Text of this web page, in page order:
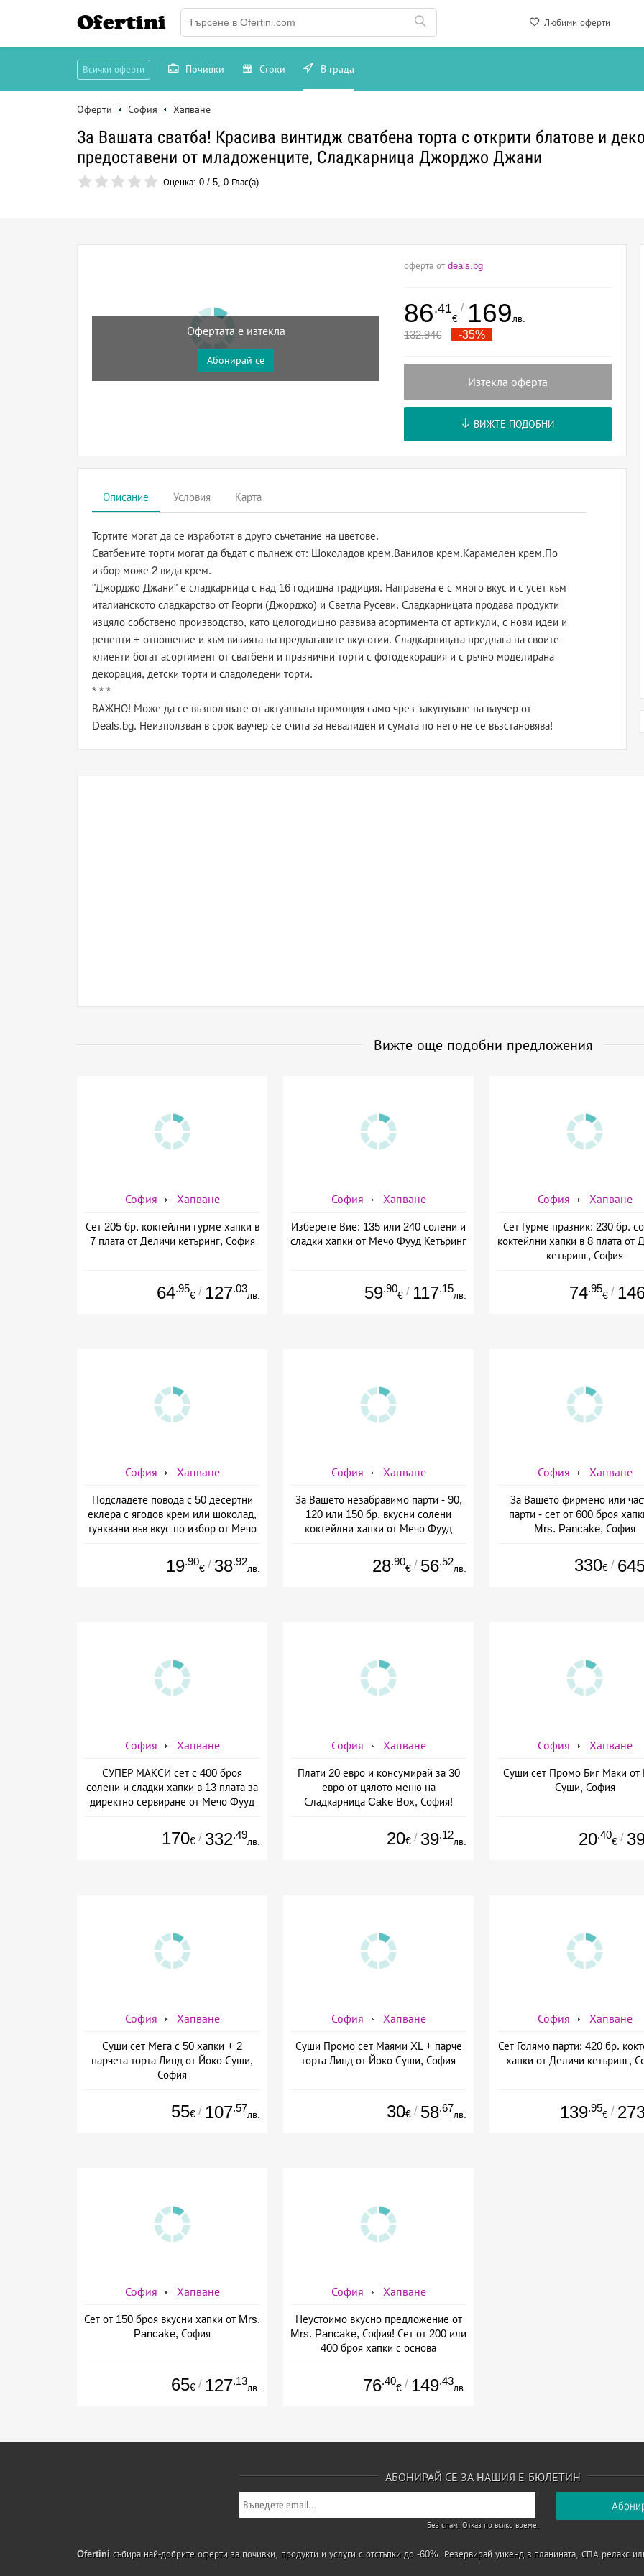
Любими оферти
Ofertini
Всички оферти Почивки Стоки В града
Оферти София Хапване
За Вашата сватба! Красива винтидж сватбена торта с открити блатове и
предоставени от младоженците, Сладкарница Джорджо Джани
Оценка: 0 / 5, 0 Глас(а)
Офертата е изтекла
Абонирай се
оферта от deals.bg
86.41
€
/ 169лв.
132.94€ -35%
Изтекла оферта
ВИЖТЕ ПОДОБНИ
Описание Условия Карта
Тортите могат да се изработят в друго съчетание на цветове.
Сватбените торти могат да бъдат с пълнеж от: Шоколадов крем.Ванилов крем.Карамелен крем.По
избор може 2 вида крем.
"Джорджо Джани" е сладкарница с над 16 годишна традиция. Направена е с много вкус и с усет към
италианското сладкарство от Георги (Джорджо) и Светла Русеви. Сладкарницата продава продукти
изцяло собствено производство, като целогодишно развива асортимента от артикули, с нови идеи и
рецепти + отношение и към визията на предлаганите вкусотии. Сладкарницата предлага на своите
клиенти богат асортимент от сватбени и празнични торти с фотодекорация и с ръчно моделирана
декорация, детски торти и сладоледени торти.
* * *
ВАЖНО! Може да се възползвате от актуалната промоция само чрез закупуване на ваучер от
Deals.bg. Неизползван в срок ваучер се счита за невалиден и сумата по него не се възстановява!
Вижте още подобни предложения
София Хапване
Сет 205 бр. коктейлни гурме хапки в
7 плата от Деличи кетъринг, София
64.95
€ / 127.03
лв.
София Хапване
Изберете Вие: 135 или 240 солени и
сладки хапки от Мечо Фууд Кетъринг
59.90
€ / 117.15
лв.
София Хапване
Сет Гурме празник: 230 бр.
коктейлни хапки в 8 плата от
кетъринг, София
74.95
€ /
София Хапване
Подсладете повода с 50 десертни
еклера с ягодов крем или шоколад,
тунквани във вкус по избор от Мечо
19.90
€ / 38.92
лв.
София Хапване
За Вашето незабравимо парти - 90,
120 или 150 бр. вкусни солени
коктейлни хапки от Мечо Фууд
28.90
€ / 56.52
лв.
София Хапване
За Вашето фирмено или
парти - сет от 600 броя
Mrs. Pancake, София
330€ /
София Хапване
СУПЕР МАКСИ сет с 400 броя
солени и сладки хапки в 13 плата за
директно сервиране от Мечо Фууд
170€ / 332.49
лв.
София Хапване
Плати 20 евро и консумирай за 30
евро от цялото меню на
Сладкарница Cake Box, София!
20€ / 39.12
лв.
София Хапване
Суши сет Промо Биг Маки от
Суши, София
20.40
€ /
София Хапване
Суши сет Мега с 50 хапки + 2
парчета торта Линд от Йоко Суши,
София
55€ / 107.57
лв.
София Хапване
Суши Промо сет Маями XL + парче
торта Линд от Йоко Суши, София
30€ / 58.67
лв.
София Хапване
Сет Голямо парти: 420 бр.
хапки от Деличи кетъринг,
139.95
€ /
София Хапване
Сет от 150 броя вкусни хапки от Mrs.
Pancake, София
65€ / 127.13
лв.
София Хапване
Неустоимо вкусно предложение от
Mrs. Pancake, София! Сет от 200 или
400 броя хапки с основа
76.40
€ / 149.43
лв.
АБОНИРАЙ СЕ ЗА НАШИЯ Е-БЮЛЕТИН
Без спам. Отказ по всяко време.
Ofertini събира най-добрите оферти за почивки, продукти и услуги с отстъпки до -60%. Резервирай уикенд в планината, СПА релакс